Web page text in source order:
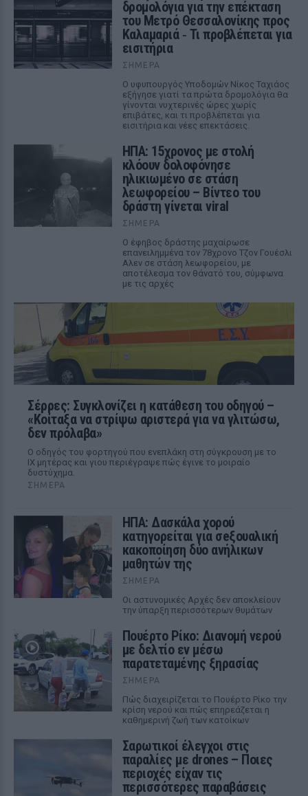
δρομολόγια για την επέκταση
του Μετρό Θεσσαλονίκης προς
Καλαμαριά ‑ Τι προβλέπεται για
εισιτήρια
ΣΉΜΕΡΑ
Ο υφυπουργός Υποδομών Νίκος Ταχιάος
εξήγησε γιατί τα πρώτα δρομολόγια θα
γίνονται νυχτερινές ώρες χωρίς
επιβάτες, και τι προβλέπεται για
εισιτήρια και νέες επεκτάσεις.
ΗΠΑ: 15χρονος με στολή
κλόουν δολοφόνησε
ηλικιωμένο σε στάση
λεωφορείου – Βίντεο του
δράστη γίνεται viral
ΣΉΜΕΡΑ
Ο έφηβος δράστης μαχαίρωσε
επανειλημμένα τον 78χρονο Τζον Γουέσλι
Αλεν σε στάση λεωφορείου, με
αποτέλεσμα τον θάνατό του, σύμφωνα
με τις αρχές
Σέρρες: Συγκλονίζει η κατάθεση του οδηγού –
«Κοίταξα να στρίψω αριστερά για να γλιτώσω,
δεν πρόλαβα»
Ο οδηγός του φορτηγού που ενεπλάκη στη σύγκρουση με το
ΙΧ μητέρας και γιου περιέγραψε πώς έγινε το μοιραίο
δυστύχημα.
ΣΉΜΕΡΑ
ΗΠΑ: Δασκάλα χορού
κατηγορείται για σeξουαλική
κακοποίηση δύο ανήλικων
μαθητών της
ΣΉΜΕΡΑ
Οι αστυνομικές Αρχές δεν αποκλείουν
την ύπαρξη περισσότερων θυμάτων
Πουέρτο Ρίκο: Διανομή νερού
με δελτίο εν μέσω
παρατεταμένης ξηρασίας
ΣΉΜΕΡΑ
Πώς διαχειρίζεται το Πουέρτο Ρίκο την
κρίση νερού και πώς επηρεάζεται η
καθημερινή ζωή των κατοίκων
Σαρωτικοί έλεγχοι στις
παραλίες με drones – Ποιες
περιοχές είχαν τις
περισσότερες παραβάσεις